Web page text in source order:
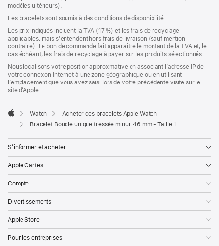
nouvelle
fenêtre)
modèles ultérieurs).
Les bracelets sont soumis à des conditions de disponibilité.
Les prix indiqués incluent la TVA (17 %) et les frais de recyclage
applicables, mais s'entendent hors frais de livraison (sauf mention
contraire). Le bon de commande fait apparaître le montant de la TVA et, le
cas échéant, les frais de recyclage à payer sur les produits sélectionnés.
Nous localisons votre position approximative en associant l’adresse IP de
votre connexion Internet à une zone géographique ou en utilisant
l’emplacement que vous avez saisi lors de votre précédente visite sur le
site d’Apple.
Apple
Watch
Acheter des bracelets Apple Watch
Bracelet Boucle unique tressée minuit 46 mm - Taille 1
S’informer et acheter
Apple Cartes
Compte
Divertissements
Apple Store
Pour les entreprises